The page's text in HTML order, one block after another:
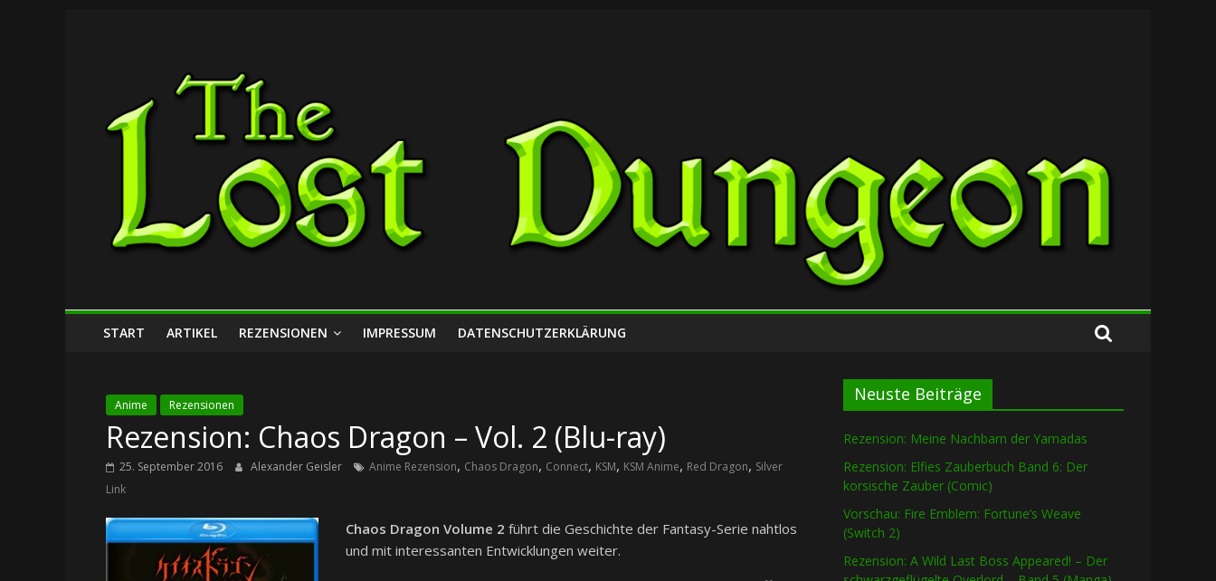
Lost
Dungeon
START ARTIKEL REZENSIONEN IMPRESSUM DATENSCHUTZERKLÄRUNG
Anime Rezensionen
Rezension: Chaos Dragon – Vol. 2 (Blu-ray)
25. September 2016 Alexander Geisler Anime Rezension, Chaos Dragon, Connect, KSM, KSM Anime, Red Dragon, Silver
Link
Chaos Dragon Volume 2 führt die Geschichte der Fantasy-Serie nahtlos
und mit interessanten Entwicklungen weiter.
Neuste Beiträge
Rezension: Meine Nachbarn der Yamadas
Rezension: Elfies Zauberbuch Band 6: Der
korsische Zauber (Comic)
Vorschau: Fire Emblem: Fortune’s Weave
(Switch 2)
Rezension: A Wild Last Boss Appeared! – Der